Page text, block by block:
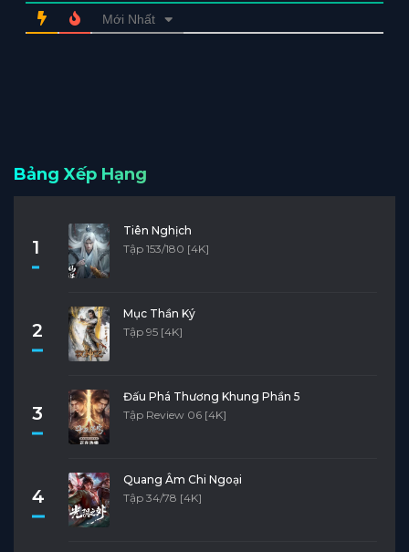
Mới Nhất
Bảng Xếp Hạng
1
Tiên Nghịch
Tập 153/180 [4K]
2
Mục Thần Ký
Tập 95 [4K]
3
Đấu Phá Thương Khung Phần 5
Tập Review 06 [4K]
4
Quang Âm Chi Ngoại
Tập 34/78 [4K]